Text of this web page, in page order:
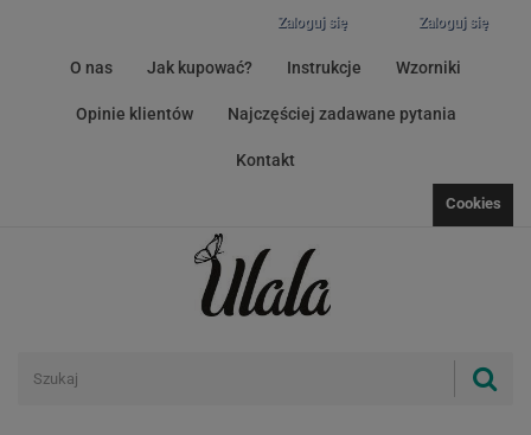
Zaloguj się
Zaloguj się
O nas Jak kupować? Instrukcje Wzorniki
Opinie klientów Najczęściej zadawane pytania
Kontakt
Cookies